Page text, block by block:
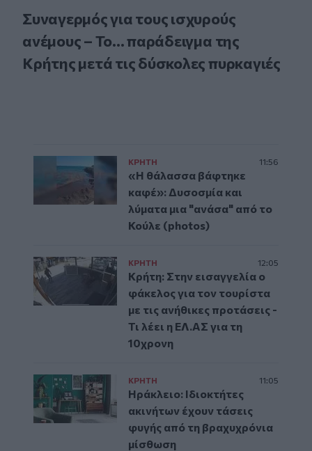
Συναγερμός για τους ισχυρούς
ανέμους – Το... παράδειγμα της
Κρήτης μετά τις δύσκολες πυρκαγιές
ΚΡΗΤΗ 11:56
«Η θάλασσα βάφτηκε
καφέ»: Δυσοσμία και
λύματα μια "ανάσα" από το
Κούλε (photos)
ΚΡΗΤΗ 12:05
Κρήτη: Στην εισαγγελία ο
φάκελος για τον τουρίστα
με τις ανήθικες προτάσεις -
Τι λέει η ΕΛ.ΑΣ για τη
10χρονη
ΚΡΗΤΗ 11:05
Ηράκλειο: Ιδιοκτήτες
ακινήτων έχουν τάσεις
φυγής από τη βραχυχρόνια
μίσθωση